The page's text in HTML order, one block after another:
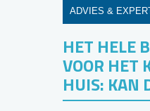
ADVIES &
HET HELE
VOOR HET
HUIS: KAN